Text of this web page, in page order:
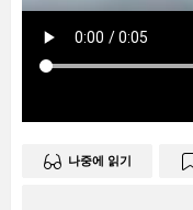
나중에 읽기